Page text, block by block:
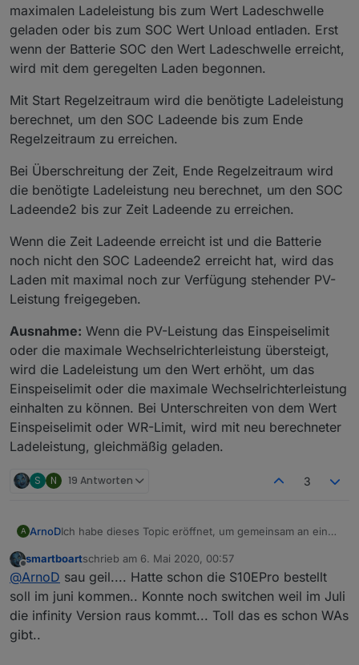
maximalen Ladeleistung bis zum Wert Ladeschwelle
geladen oder bis zum SOC Wert Unload entladen. Erst
wenn der Batterie SOC den Wert Ladeschwelle erreicht,
wird mit dem geregelten Laden begonnen.
Mit Start Regelzeitraum wird die benötigte Ladeleistung
berechnet, um den SOC Ladeende bis zum Ende
Regelzeitraum zu erreichen.
Bei Überschreitung der Zeit, Ende Regelzeitraum wird
die benötigte Ladeleistung neu berechnet, um den SOC
Ladeende2 bis zur Zeit Ladeende zu erreichen.
Wenn die Zeit Ladeende erreicht ist und die Batterie
noch nicht den SOC Ladeende2 erreicht hat, wird das
Laden mit maximal noch zur Verfügung stehender PV-
Leistung freigegeben.
Ausnahme: Wenn die PV-Leistung das Einspeiselimit
oder die maximale Wechselrichterleistung übersteigt,
wird die Ladeleistung um den Wert erhöht, um das
Einspeiselimit oder die maximale Wechselrichterleistung
einhalten zu können. Bei Unterschreiten von dem Wert
Einspeiselimit oder WR-Limit, wird mit neu berechneter
Ladeleistung, gleichmäßig geladen.
S N 19 Antworten 3
A ArnoDIch habe dieses Topic eröffnet, um gemeinsam an einer
ioBroker zu arbeiten.
Dankeschön an dieser Stelle an Eberhard und sein
Programm E3DC-Control, ohne ihn wäre das alles nicht
Großes Lob und Danke auch an Uli, der den Adapter
Ziel der Steuerung ist:
Mit der Steuerung soll erreicht werden, dass der
Batteriespeicher möglichst schonend geladen wird, um
Speicher soll nie längere Zeit auf 100 % geladen
werden oder auf 0 % entladen werden.
Möglichst gleichmäßige Ladeleistung beim Laden.
ioBroker
Es werden folgende Adapter benötigt:
Offline
smartboartschrieb am 6. Mai 2020, 00:57
zuletzt editiert von
@ArnoD sau geil.... Hatte schon die S10EPro bestellt
soll im juni kommen.. Konnte noch switchen weil im Juli
die infinity Version raus kommt... Toll das es schon WAs
gibt..